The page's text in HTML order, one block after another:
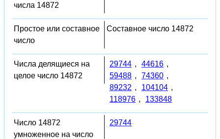
числа 14872
Простое или составное
число
Составное число 14872
Числа делящиеся на
целое число 14872
29744 , 44616 ,
59488 , 74360 ,
89232 , 104104 ,
118976 , 133848
Число 14872
умноженное на число
29744